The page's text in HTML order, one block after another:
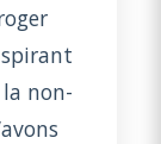
non-